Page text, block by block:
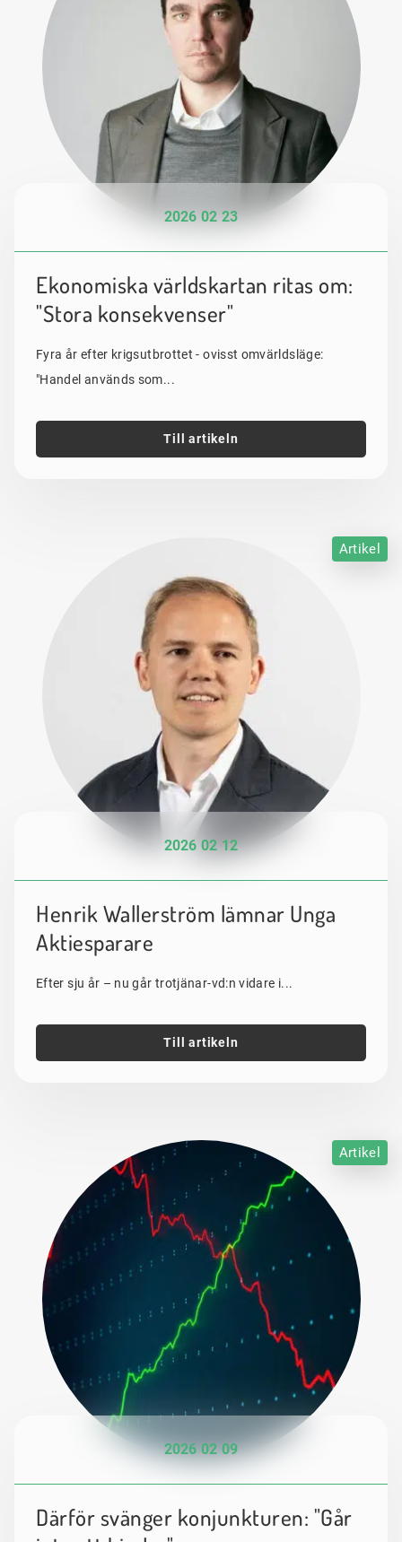
2026 02 23
Ekonomiska världskartan ritas om:
"Stora konsekvenser"
Fyra år efter krigsutbrottet - ovisst omvärldsläge:
"Handel används som...
Till artikeln
Artikel
2026 02 12
Henrik Wallerström lämnar Unga
Aktiesparare
Efter sju år – nu går trotjänar-vd:n vidare i...
Till artikeln
Artikel
2026 02 09
Därför svänger konjunkturen: "Går